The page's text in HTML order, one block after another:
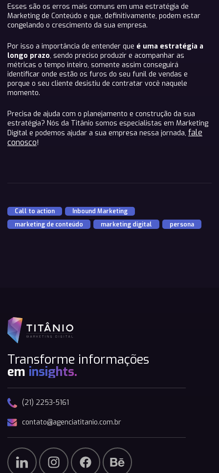
Esses são os erros mais comuns em uma estratégia de
Marketing de Conteúdo e que, definitivamente, podem estar
congelando o crescimento da sua empresa.
Por isso a importância de entender que é uma estratégia a
longo prazo, sendo preciso produzir e acompanhar as
métricas o tempo inteiro, somente assim conseguirá
identificar onde estão os furos do seu funil de vendas e
porque o seu cliente desistiu de contratar você naquele
momento.
Precisa de ajuda com o planejamento e construção da sua
estratégia? Nós da Titânio somos especialistas em Marketing
Digital e podemos ajudar a sua empresa nessa jornada, fale
conosco!
Call to action Inbound Marketing
marketing de conteúdo
marketing digital persona
Transforme informações
em insights.
(21) 2253-5161
contato@agenciatitanio.com.br